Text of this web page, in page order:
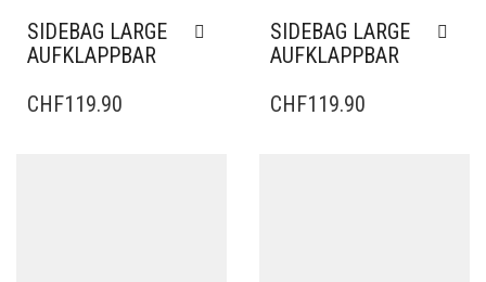
SIDEBAG LARGE
AUFKLAPPBAR
CHF119.90
SIDEBAG LARGE
AUFKLAPPBAR
CHF119.90